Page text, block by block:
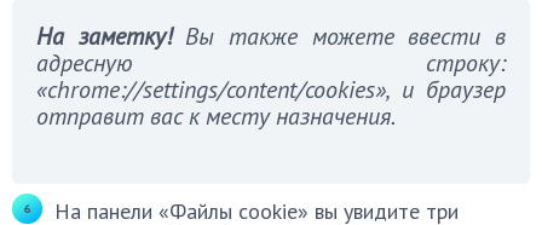
На заметку!Вы также можете ввести в
адресную строку:
«chrome://settings/content/cookies», и браузер
отправит вас к месту назначения.
На панели «Файлы cookie» вы увидите три